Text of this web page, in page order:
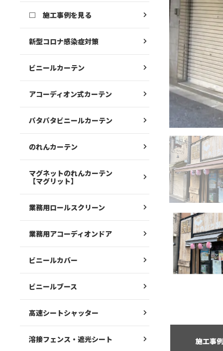
□ 施工事例を見る
新型コロナ感染症対策
ビニールカーテン
アコーディオン式カーテン
パタパタビニールカーテン
のれんカーテン
マグネットのれんカーテン
【マグリット】
業務用ロールスクリーン
業務用アコーディオンドア
ビニールカバー
ビニールブース
高速シートシャッター
溶接フェンス・遮光シート 施工事